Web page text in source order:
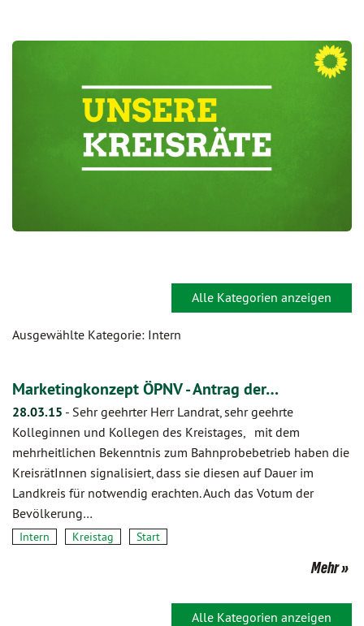
Alle Kategorien anzeigen
Ausgewählte Kategorie: Intern
Marketingkonzept ÖPNV - Antrag der…
28.03.15 - Sehr geehrter Herr Landrat, sehr geehrte
Kolleginnen und Kollegen des Kreistages, mit dem
mehrheitlichen Bekenntnis zum Bahnprobebetrieb haben die
KreisrätInnen signalisiert, dass sie diesen auf Dauer im
Landkreis für notwendig erachten. Auch das Votum der
Bevölkerung…
Intern Kreistag Start
Mehr
Alle Kategorien anzeigen